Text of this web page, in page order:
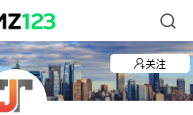
关注